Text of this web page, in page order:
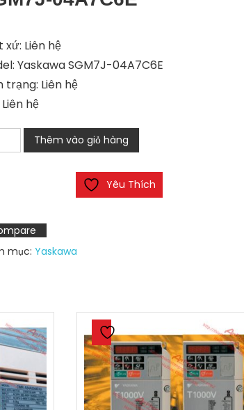
xứ: Liên hệ
Yaskawa SGM7J-04A7C6E
trạng: Liên hệ
hệ
Thêm vào giỏ hàng
Yêu Thích
mục: Yaskawa